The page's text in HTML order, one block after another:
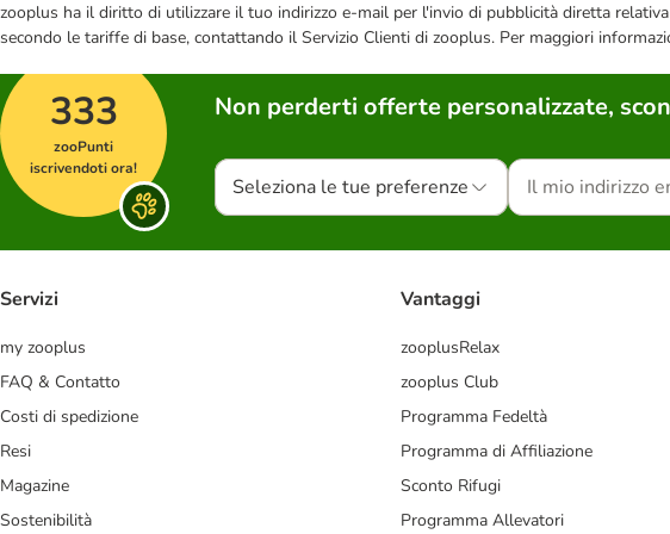
zooplus ha il diritto di utilizzare il tuo indirizzo e-mail per l'invio di pubblicità diretta
secondo le tariffe di base, contattando il Servizio Clienti di zooplus. Per maggiori
333
zooPunti
iscrivendoti ora!
Non perderti offerte personalizzate,
Seleziona le tue preferenze
Servizi
my zooplus
FAQ & Contatto
Costi di spedizione
Resi
Magazine
Sostenibilità
Vantaggi
zooplusRelax
zooplus Club
Programma Fedeltà
Programma di Affiliazione
Sconto Rifugi
Programma Allevatori